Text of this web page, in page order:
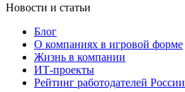
Новости и статьи
Блог
О компаниях в игровой форме
Жизнь в компании
ИТ-проекты
Рейтинг работодателей России